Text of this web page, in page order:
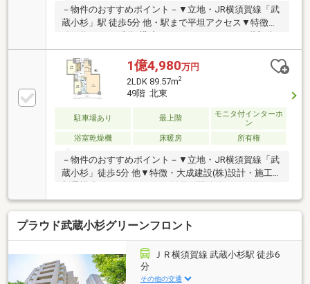
－物件のおすすめポイント－▼立地・JR横須賀線「武
蔵小杉」駅 徒歩5分 他・駅まで平坦アクセス▼特徴・
につき、陽当り・通風も良好・効率の良い家事動線が
確保できるL字型のキッチン・SIC・リネン庫・廊下収
納有、全居室に収納を設置・24時間ゴミ出し可能▼設
備・オートロック・TVモニター付インターホン・宅配
ボックス▼2017年8月室内リフォーム履歴【貼替】全
室クロス■ ご希望の住まい探しをお手伝いします
━━━━━・・・物件の詳細・ご相談はお気軽にお問
い合わせください。
1億4,980万円
2LDK 89.57m2
49階 北東
駐車場あり 最上階
モニタ付インターホ
ン
浴室乾燥機
床暖房 所有権
－物件のおすすめポイント－▼立地・JR横須賀線「武
蔵小杉」徒歩5分 他▼特徴・大成建設(株)設計・施工の
帖の独立型キッチン・2室と浴室に面するバルコニ
ー・WIC等、室内随所に収納有・最大天井高約2.7m(洋
室) ・東京タワーとスカイツリーが望めます(天候によ
る)・ペット飼育可(細則有)▼設備・床暖房(LD)・浴室
乾燥機・トリプルオートロック※専有面積にトランク
ルーム面積1.52平米を含む■ ご希望の住まい探しをお
手伝いします ━━━━━・・・物件の詳細・ご相談は
プラウド武蔵小杉グリーンフロント
ＪＲ横須賀線 武蔵小杉駅 徒歩6
分
その他の交通